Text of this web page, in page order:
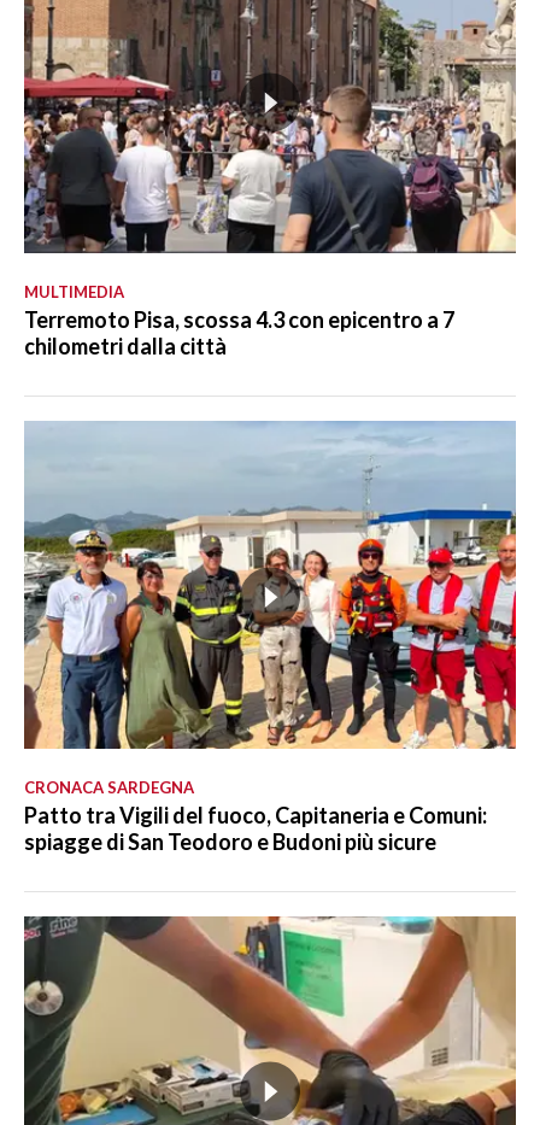
MULTIMEDIA
Terremoto Pisa, scossa 4.3 con epicentro a 7
chilometri dalla città
CRONACA SARDEGNA
Patto tra Vigili del fuoco, Capitaneria e Comuni:
spiagge di San Teodoro e Budoni più sicure